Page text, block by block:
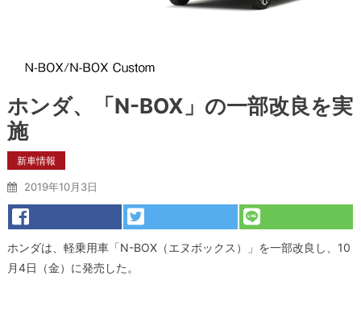
ホンダ、「N-BOX」の一部改良を実
施
新車情報
2019年10月3日
ホンダは、軽乗用車「N-BOX（エヌボックス）」を一部改良し、10
月4日（金）に発売した。